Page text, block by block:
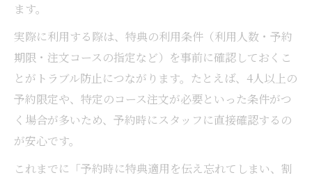
ます。
実際に利用する際は、特典の利用条件（利用人数・予約
期限・注文コースの指定など）を事前に確認しておくこ
とがトラブル防止につながります。たとえば、4人以上の
予約限定や、特定のコース注文が必要といった条件がつ
く場合が多いため、予約時にスタッフに直接確認するの
が安心です。
これまでに「予約時に特典適用を伝え忘れてしまい、割